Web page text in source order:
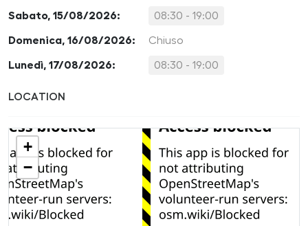
Sabato, 15/08/2026: 08:30 - 19:00
Domenica, 16/08/2026: Chiuso
Lunedì, 17/08/2026: 08:30 - 19:00
LOCATION
+
−